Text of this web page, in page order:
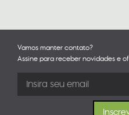
Vamos manter contato?
Assine para receber novidades e